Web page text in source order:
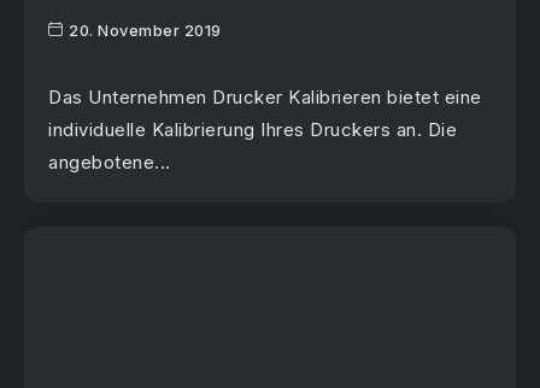
20. November 2019
Das Unternehmen Drucker Kalibrieren bietet eine
individuelle Kalibrierung Ihres Druckers an. Die
angebotene...